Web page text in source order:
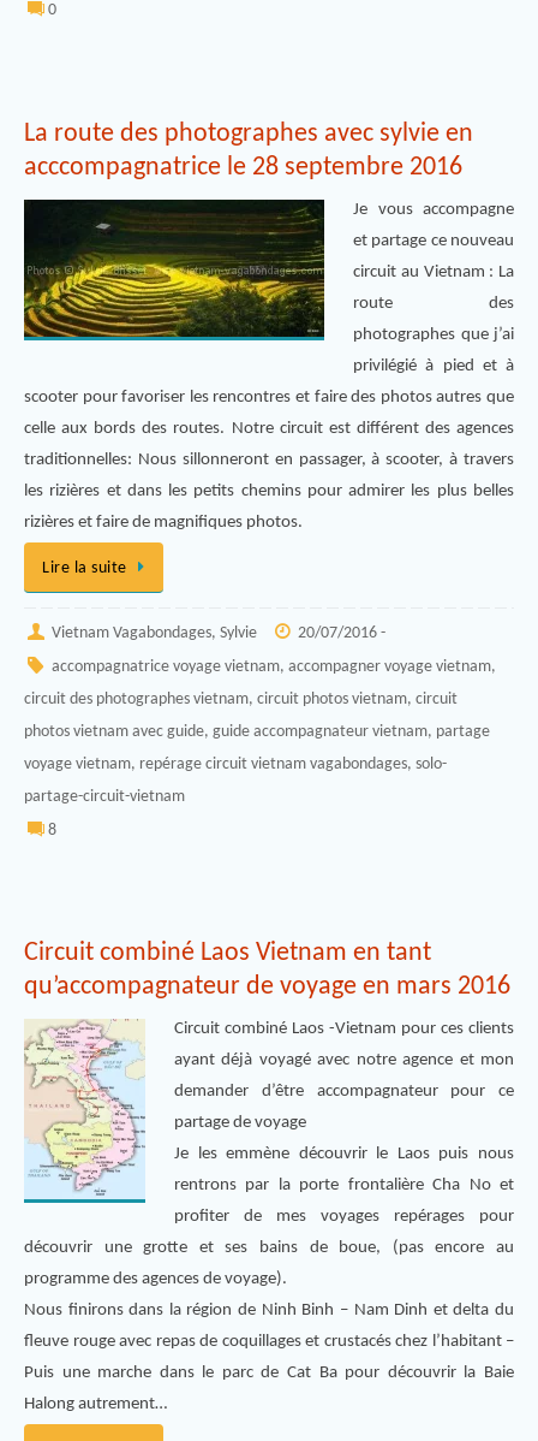
0
La route des photographes avec sylvie en
acccompagnatrice le 28 septembre 2016
Je vous accompagne
et partage ce nouveau
circuit au Vietnam : La
route des
photographes que j’ai
privilégié à pied et à
scooter pour favoriser les rencontres et faire des photos autres que
celle aux bords des routes. Notre circuit est différent des agences
traditionnelles: Nous sillonneront en passager, à scooter, à travers
les rizières et dans les petits chemins pour admirer les plus belles
rizières et faire de magnifiques photos.
Lire la suite
Vietnam Vagabondages, Sylvie 20/07/2016 -
accompagnatrice voyage vietnam, accompagner voyage vietnam,
circuit des photographes vietnam, circuit photos vietnam, circuit
photos vietnam avec guide, guide accompagnateur vietnam, partage
voyage vietnam, repérage circuit vietnam vagabondages, solo-
partage-circuit-vietnam
8
Circuit combiné Laos Vietnam en tant
qu’accompagnateur de voyage en mars 2016
Circuit combiné Laos -Vietnam pour ces clients
ayant déjà voyagé avec notre agence et mon
demander d’être accompagnateur pour ce
partage de voyage
Je les emmène découvrir le Laos puis nous
rentrons par la porte frontalière Cha No et
profiter de mes voyages repérages pour
découvrir une grotte et ses bains de boue, (pas encore au
programme des agences de voyage).
Nous finirons dans la région de Ninh Binh – Nam Dinh et delta du
fleuve rouge avec repas de coquillages et crustacés chez l’habitant –
Puis une marche dans le parc de Cat Ba pour découvrir la Baie
Halong autrement…